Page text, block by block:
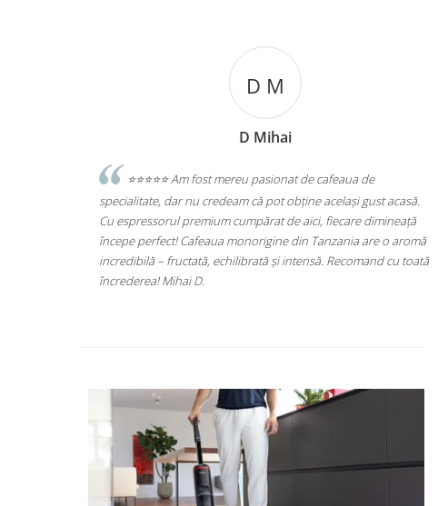
același gust acasă.
fiecare dimineață
Tanzania are o aromă
Recomand cu toată
Levente Gothard
⭐️⭐️⭐️⭐️⭐️Excelent
Statie de Calcat Polti Vaporella 535 Eco Pro, Talpa
Aluminiu, 1750 W, 0.9 l, 4 Bar, 90 gr/min, Alb/Gri
(PLEU0188)